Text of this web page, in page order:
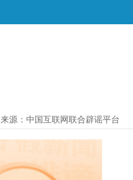
来源：中国互联网联合辟谣平台